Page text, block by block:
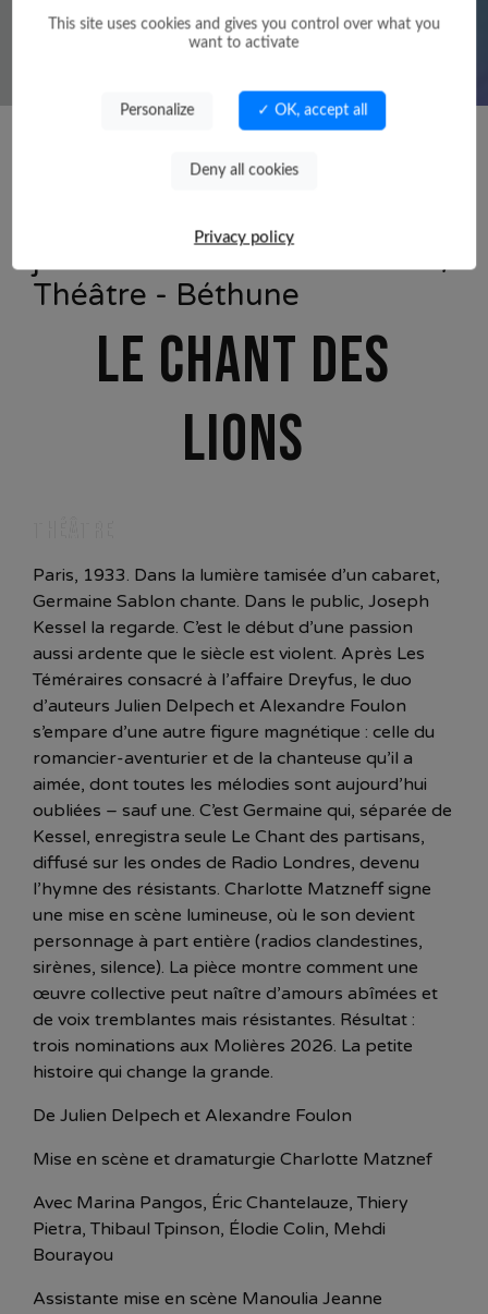
jeudi 01 avril 2027 à 20h00 /
Théâtre - Béthune
LE CHANT DES
LIONS
Paris, 1933. Dans la lumière tamisée d’un cabaret,
Germaine Sablon chante. Dans le public, Joseph
Kessel la regarde. C’est le début d’une passion
aussi ardente que le siècle est violent. Après Les
Téméraires consacré à l’affaire Dreyfus, le duo
d’auteurs Julien Delpech et Alexandre Foulon
s’empare d’une autre figure magnétique : celle du
romancier-aventurier et de la chanteuse qu’il a
aimée, dont toutes les mélodies sont aujourd’hui
oubliées – sauf une. C’est Germaine qui, séparée de
Kessel, enregistra seule Le Chant des partisans,
diffusé sur les ondes de Radio Londres, devenu
l’hymne des résistants. Charlotte Matzneff signe
une mise en scène lumineuse, où le son devient
personnage à part entière (radios clandestines,
sirènes, silence). La pièce montre comment une
œuvre collective peut naître d’amours abîmées et
de voix tremblantes mais résistantes. Résultat :
trois nominations aux Molières 2026. La petite
histoire qui change la grande.
De Julien Delpech et Alexandre Foulon
Mise en scène et dramaturgie Charlotte Matznef
Avec Marina Pangos, Éric Chantelauze, Thiery
Pietra, Thibaul Tpinson, Élodie Colin, Mehdi
Bourayou
Assistante mise en scène Manoulia Jeanne
This site uses cookies and gives you control over what you
want to activate
Personalize ✓ OK, accept all
Deny all cookies
Privacy policy